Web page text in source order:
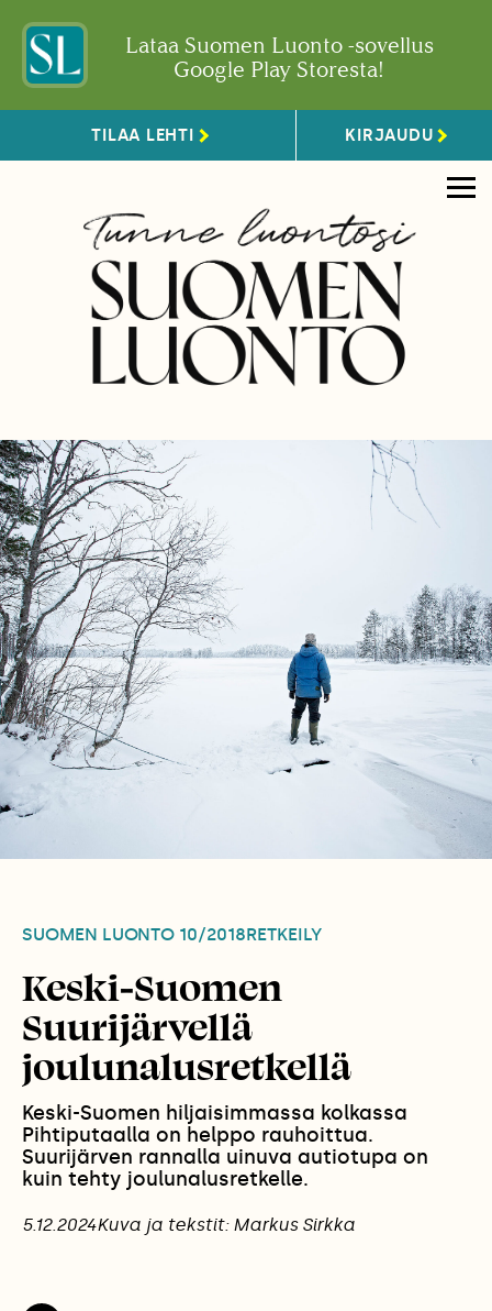
Lataa Suomen Luonto -sovellus
Google Play Storesta!
TILAA LEHTI KIRJAUDU
SUOMEN LUONTO 10/2018RETKEILY
Keski­-Suomen
Suurijärvellä
joulunalusretkellä
Keski-Suomen hiljaisimmassa kolkassa
Pihtiputaalla on helppo rauhoittua.
Suurijärven rannalla uinuva autiotupa on
kuin tehty joulunalusretkelle.
5.12.2024Kuva ja tekstit: Markus Sirkka